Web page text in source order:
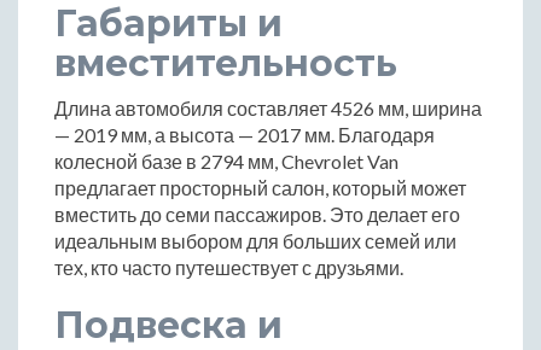
Габариты и
вместительность
Длина автомобиля составляет 4526 мм, ширина
— 2019 мм, а высота — 2017 мм. Благодаря
колесной базе в 2794 мм, Chevrolet Van
предлагает просторный салон, который может
вместить до семи пассажиров. Это делает его
идеальным выбором для больших семей или
тех, кто часто путешествует с друзьями.
Подвеска и